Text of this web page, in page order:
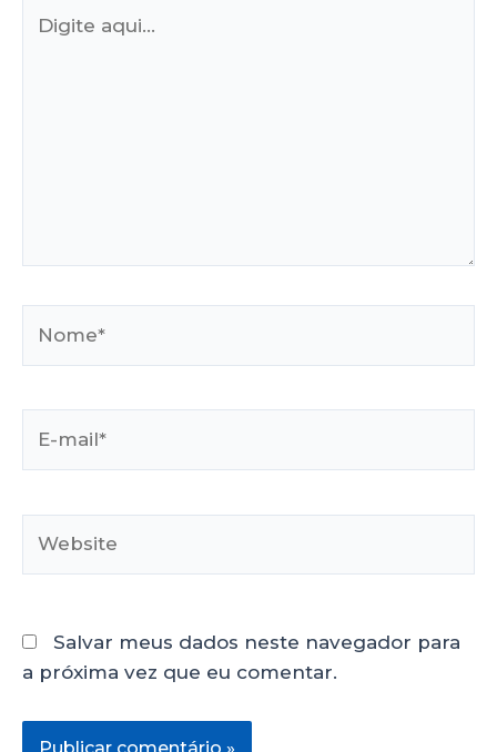
Salvar meus dados neste navegador para
a próxima vez que eu comentar.